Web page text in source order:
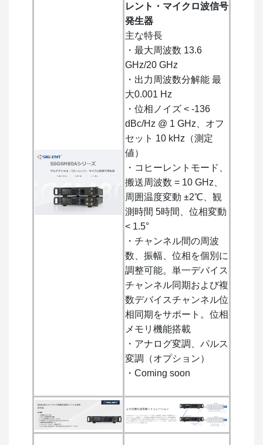
レント・マイクロ波信号
発生器
主な特長
・最大周波数 13.6
GHz/20 GHz
・出力周波数分解能 最
大0.001 Hz
・位相ノイズ < -136
dBc/Hz @ 1 GHz、オフ
セット 10 kHz（測定
値）
・コヒーレントモード、
搬送周波数 = 10 GHz、
周囲温度変動 ±2℃、観
測時間 5時間、位相変動
< 1.5°
・チャンネル間の周波
数、振幅、位相を個別に
調整可能。単一デバイス
チャンネル同期および複
数デバイスチャンネル位
相同期をサポート。位相
メモリ機能搭載
・アナログ変調、パルス
変調（オプション）
・Coming soon